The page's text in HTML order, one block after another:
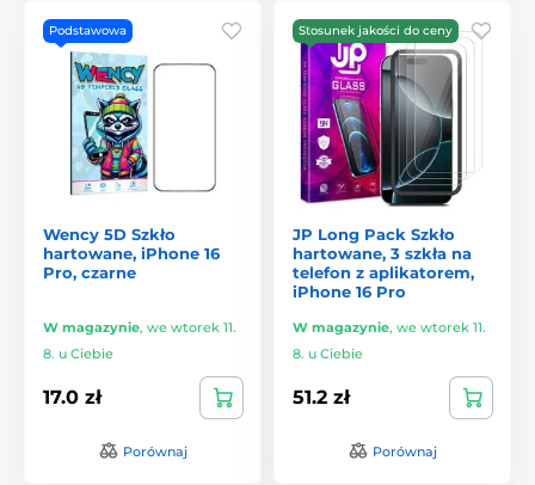
Podstawowa
Wency 5D Szkło
hartowane, iPhone 16
Pro, czarne
W magazynie, we wtorek 11.
8. u Ciebie
17.0 zł
Porównaj
Stosunek jakości do ceny
JP Long Pack Szkło
hartowane, 3 szkła na
telefon z aplikatorem,
iPhone 16 Pro
W magazynie, we wtorek 11.
8. u Ciebie
51.2 zł
Porównaj